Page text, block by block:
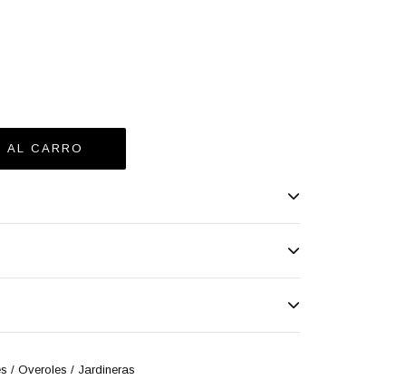
/ Overoles / Jardineras